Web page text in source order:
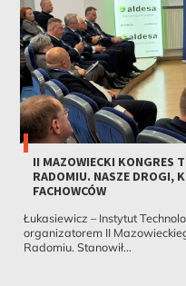
II MAZOWIECKI KONGRES
RADOMIU. NASZE DROGI,
FACHOWCÓW
Łukasiewicz – Instytut
organizatorem II
Radomiu. Stanowił...